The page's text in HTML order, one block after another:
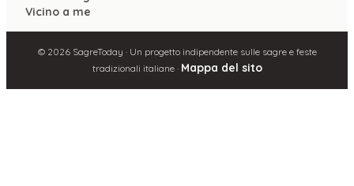
Vicino a me
© 2026SagreToday · Un progetto indipendente sulle sagre e feste
tradizionali italiane · Mappa del sito